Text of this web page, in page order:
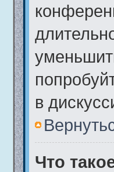
в
Что